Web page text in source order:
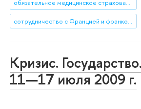
обязательное медицинское страхование
сотрудничество с Францией и франкоязычными странами
Кризис.
11—17 июля 2009 г.